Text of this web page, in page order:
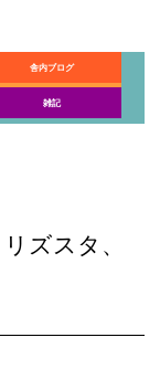
舎内ブログ
雑記
ズスタ、